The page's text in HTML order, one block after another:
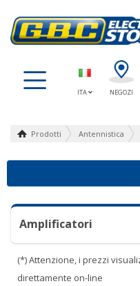
ITA NEGOZI
Prodotti Antennistica
Amplificatori
(*) Attenzione, i prezzi
direttamente on-line